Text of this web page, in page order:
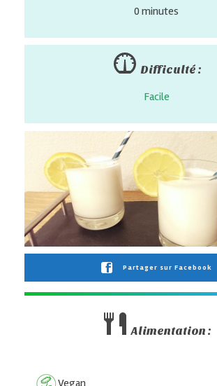
0 minutes
Difficulté :
Facile
Partager sur Facebook
Alimentation :